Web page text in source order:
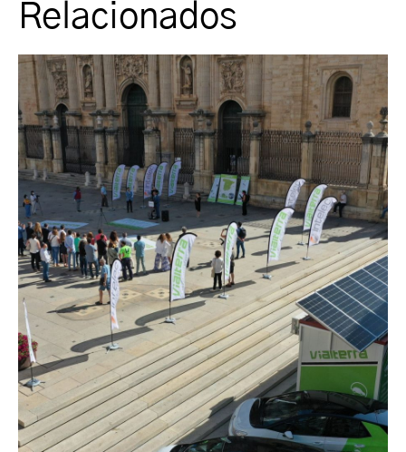
Relacionados